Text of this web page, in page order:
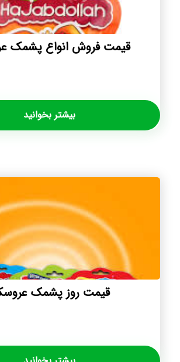
قیمت فروش انواع پشمک
بیشتر بخوانید
قیمت روز پشمک